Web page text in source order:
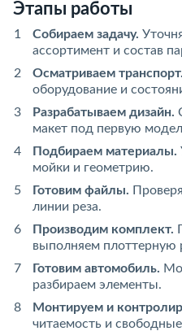
Этапы работы
Собираем задачу.
ассортимент и состав
Осматриваем транспорт.
оборудование и
Разрабатываем дизайн.
макет под первую
Подбираем материалы.
мойки и геометрию.
Готовим файлы.
линии реза.
Производим комплект.
выполняем плоттерную
Готовим автомобиль.
разбираем элементы.
Монтируем и
читаемость и